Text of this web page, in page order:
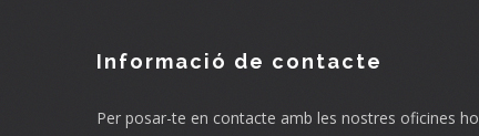
Informació de contacte
Per posar-te en contacte amb les nostres oficines ho